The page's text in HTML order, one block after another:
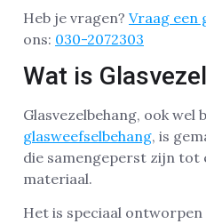
Heb je vragen? Vraag een
ons: 030-2072303
Wat is
Glasvezelbehang, ook wel
glasweefselbehang, is
die samengeperst zijn tot
materiaal.
Het is speciaal